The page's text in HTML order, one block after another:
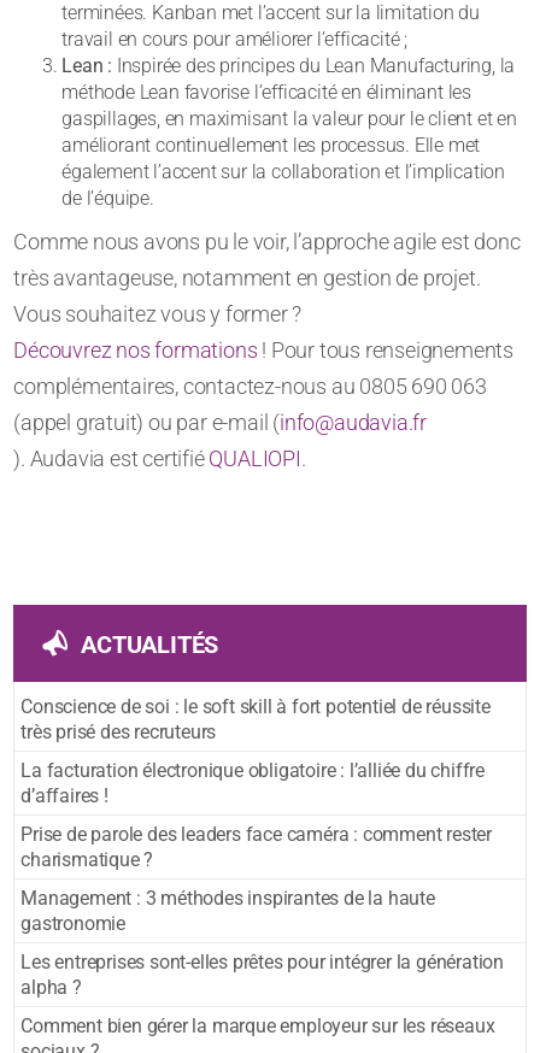
terminées. Kanban met l’accent sur la limitation du
travail en cours pour améliorer l’efficacité ;
Lean : Inspirée des principes du Lean Manufacturing, la
méthode Lean favorise l’efficacité en éliminant les
gaspillages, en maximisant la valeur pour le client et en
améliorant continuellement les processus. Elle met
également l’accent sur la collaboration et l’implication
de l’équipe.
Comme nous avons pu le voir, l’approche agile est donc
très avantageuse, notamment en gestion de projet.
Vous souhaitez vous y former ?
Découvrez nos formations ! Pour tous renseignements
complémentaires, contactez-nous au 0805 690 063
(appel gratuit) ou par e-mail (info@audavia.fr
). Audavia est certifiéQUALIOPI.
ACTUALITÉS
Conscience de soi : le soft skill à fort potentiel de réussite
très prisé des recruteurs
La facturation électronique obligatoire : l’alliée du chiffre
d’affaires !
Prise de parole des leaders face caméra : comment rester
charismatique ?
Management : 3 méthodes inspirantes de la haute
gastronomie
Les entreprises sont-elles prêtes pour intégrer la génération
alpha ?
Comment bien gérer la marque employeur sur les réseaux